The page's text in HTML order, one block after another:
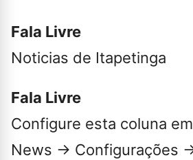
Fala Livre
Noticias de Itapetinga
Fala Livre
Configure esta coluna
News → Configurações